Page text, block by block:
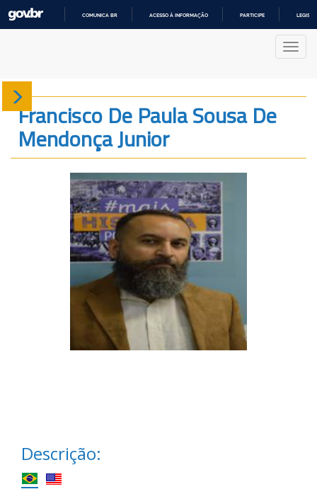
COMUNICA BR ACESSO À INFORMAÇÃO PARTICIPE
Sobre
Produção
Francisco De Paula Sousa De
Mendonça Junior
Descrição: